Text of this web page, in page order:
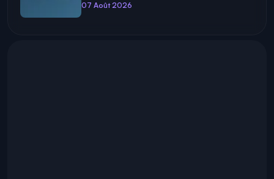
07 Août 2026